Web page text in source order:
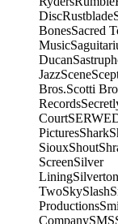
DiscRustblade
BonesSacred
Music
Ducan
JazzScene
Bros.Scotti
Records
Court
PicturesShark
SiouxShout
ScreenSilver
Lining
TwoSkySlash
Productions
CompanySMS